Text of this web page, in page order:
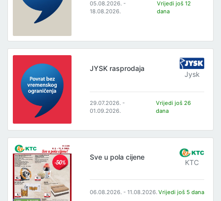
05.08.2026. -
18.08.2026.
Vrijedi još 12
dana
JYSK rasprodaja
Jysk
29.07.2026. -
01.09.2026.
Vrijedi još 26
dana
Sve u pola cijene
KTC
06.08.2026. - 11.08.2026. Vrijedi još 5 dana